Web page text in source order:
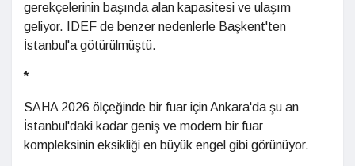
gerekçelerinin başında alan kapasitesi ve ulaşım
geliyor. IDEF de benzer nedenlerle Başkent'ten
İstanbul'a götürülmüştü.
*
SAHA 2026 ölçeğinde bir fuar için Ankara'da şu an
İstanbul'daki kadar geniş ve modern bir fuar
kompleksinin eksikliği en büyük engel gibi görünüyor.